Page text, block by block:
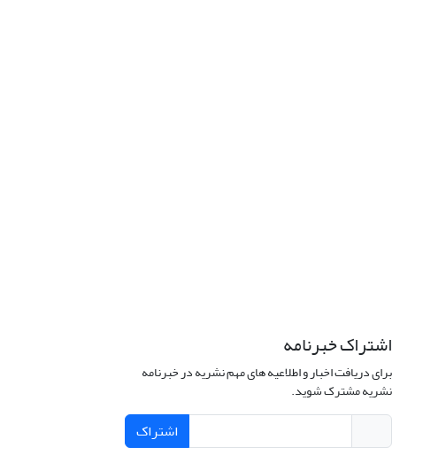
اشتراک خبرنامه
برای دریافت اخبار و اطلاعیه های مهم نشریه در خبرنامه
نشریه مشترک شوید.
اشتراک